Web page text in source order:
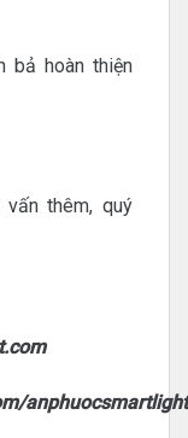
bả hoàn thiện
thêm, quý